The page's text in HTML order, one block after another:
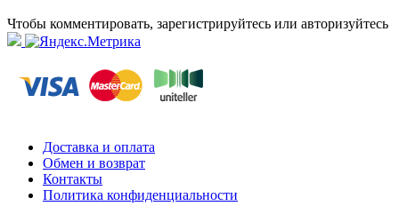
Чтобы комментировать, зарегистрируйтесь или авторизуйтесь
Доставка и оплата
Обмен и возврат
Контакты
Политика конфиденциальности